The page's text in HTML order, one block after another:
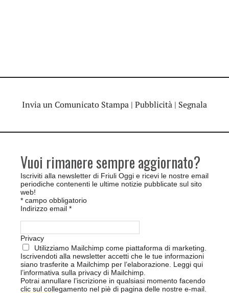
Invia un Comunicato Stampa | Pubblicità | Segnala
Vuoi rimanere sempre aggiornato?
Iscriviti alla newsletter di Friuli Oggi e ricevi le nostre email
periodiche contenenti le ultime notizie pubblicate sul sito
web!
* campo obbligatorio
Indirizzo email *
Privacy
Utilizziamo Mailchimp come piattaforma di marketing.
Iscrivendoti alla newsletter accetti che le tue informazioni
siano trasferite a Mailchimp per l’elaborazione. Leggi qui
l’informativa sulla privacy di Mailchimp.
Potrai annullare l’iscrizione in qualsiasi momento facendo
clic sul collegamento nel piè di pagina delle nostre e-mail.